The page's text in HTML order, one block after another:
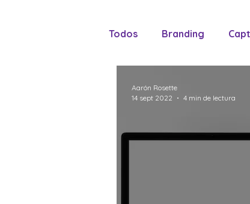
Todos Branding
Aarón Rosette
14 sept 2022
4 min de lectura